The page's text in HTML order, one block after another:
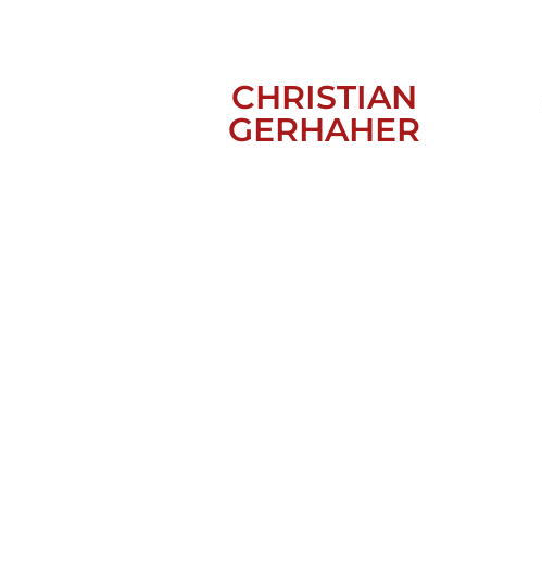
CHRISTIAN
GERHAHER